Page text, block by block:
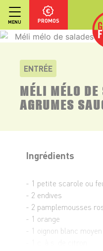
MENU PROMOS
ENTRÉE
MÉLI MÉLO
AGRUMES
Ingrédients
- 1 petite scarole ou
- 2 endives
- 2 pamplemousses
- 1 orange
- 1 oignon blanc moyen